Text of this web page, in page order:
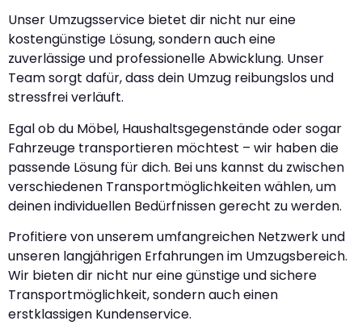
Unser Umzugsservice bietet dir nicht nur eine
kostengünstige Lösung, sondern auch eine
zuverlässige und professionelle Abwicklung. Unser
Team sorgt dafür, dass dein Umzug reibungslos und
stressfrei verläuft.
Egal ob du Möbel, Haushaltsgegenstände oder sogar
Fahrzeuge transportieren möchtest – wir haben die
passende Lösung für dich. Bei uns kannst du zwischen
verschiedenen Transportmöglichkeiten wählen, um
deinen individuellen Bedürfnissen gerecht zu werden.
Profitiere von unserem umfangreichen Netzwerk und
unseren langjährigen Erfahrungen im Umzugsbereich.
Wir bieten dir nicht nur eine günstige und sichere
Transportmöglichkeit, sondern auch einen
erstklassigen Kundenservice.